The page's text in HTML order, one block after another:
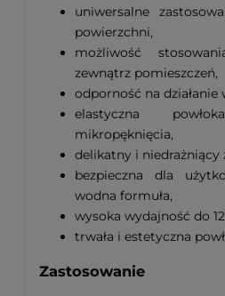
uniwersalne
powierzchni,
możliwość
zewnątrz pomieszczeń,
odporność na
elastyczna
mikropęknięcia,
delikatny i niedrażniący
bezpieczna dla
wodna formuła,
wysoka wydajność do
trwała i estetyczna
Zastosowanie